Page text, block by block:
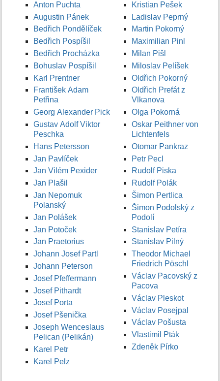
Anton Puchta
Augustin Pánek
Bedřich Pondělíček
Bedřich Pospíšil
Bedřich Procházka
Bohuslav Pospíšil
Karl Prentner
František Adam
Petřina
Georg Alexander Pick
Gustav Adolf Viktor
Peschka
Hans Petersson
Jan Pavlíček
Jan Vilém Pexider
Jan Plašil
Jan Nepomuk
Polanský
Jan Polášek
Jan Potoček
Jan Praetorius
Johann Josef Partl
Johann Peterson
Josef Pfeffermann
Josef Pithardt
Josef Porta
Josef Pšenička
Joseph Wenceslaus
Pelican (Pelikán)
Karel Petr
Karel Pelz
Kristian Pešek
Ladislav Peprný
Martin Pokorný
Maximilian Pinl
Milan Pišl
Miloslav Pelíšek
Oldřich Pokorný
Oldřich Prefát z
Vlkanova
Olga Pokorná
Oskar Peithner von
Lichtenfels
Otomar Pankraz
Petr Pecl
Rudolf Piska
Rudolf Polák
Šimon Pertlica
Šimon Podolský z
Podolí
Stanislav Petíra
Stanislav Pilný
Theodor Michael
Friedrich Pöschl
Václav Pacovský z
Pacova
Václav Pleskot
Václav Posejpal
Václav Pošusta
Vlastimil Pták
Zdeněk Pírko